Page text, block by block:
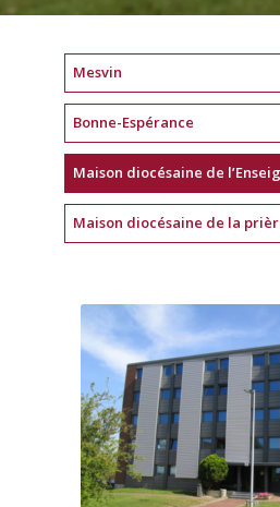
Mesvin
Bonne-Espérance
Maison diocésaine de
Maison diocésaine de la